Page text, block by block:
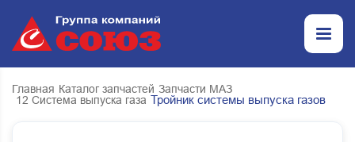
Главная Каталог запчастей Запчасти МАЗ
12 Система выпуска газа Тройник системы выпуска газов